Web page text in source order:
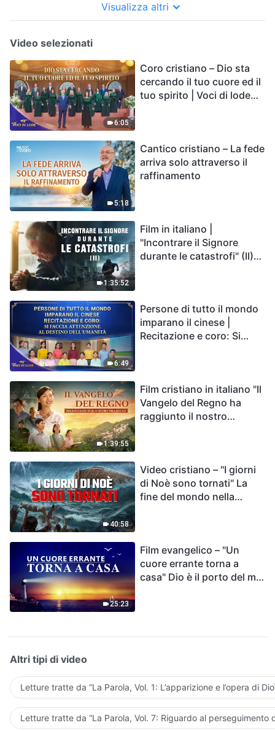
Visualizza altri
Video selezionati
6:05
Coro cristiano – Dio sta
cercando il tuo cuore ed il
tuo spirito | Voci di lode
5:18
Cantico cristiano – La fede
arriva solo attraverso il
raffinamento
1:35:52
Film in italiano |
"Incontrare il Signore
durante le catastrofi" (II)
Regno di Dio?
6:49
Persone di tutto il mondo
imparano il cinese |
Recitazione e coro: Si
1:39:55
Film cristiano in italiano "Il
Vangelo del Regno ha
raggiunto il nostro
40:58
Video cristiano – "I giorni
di Noè sono tornati" La
fine del mondo nella
25:23
Film evangelico – "Un
cuore errante torna a
casa" Dio è il porto del mio
Altri tipi di video
Letture tratte da “La Parola, Vol. 1: L’apparizione e l’opera di
Letture tratte da “La Parola, Vol. 7: Riguardo al perseguimento